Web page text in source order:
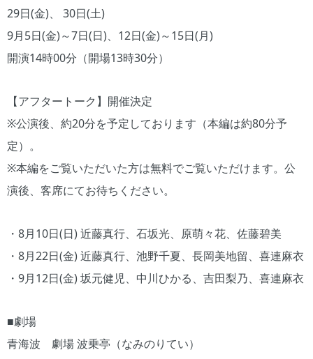
29日(金)、 30日(土)
9月5日(金)～7日(日)、12日(金)～15日(月)
開演14時00分（開場13時30分）
【アフタートーク】開催決定
※公演後、約20分を予定しております（本編は約80分予
定）。
※本編をご覧いただいた方は無料でご覧いただけます。公
演後、客席にてお待ちください。
・8月10日(日) 近藤真行、石坂光、原萌々花、佐藤碧美
・8月22日(金) 近藤真行、池野千夏、長岡美地留、喜連麻衣
・9月12日(金) 坂元健児、中川ひかる、吉田梨乃、喜連麻衣
■劇場
青海波 劇場 波乗亭（なみのりてい）